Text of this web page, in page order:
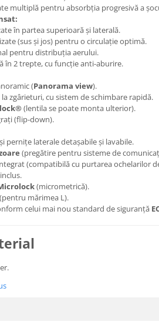
multiplă pentru absorbția progresivă a
în partea superioară și laterală.
(sus și jos) pentru o circulație optimă.
pentru distribuția aerului.
în 2 trepte, cu funcție anti-aburire.
(Panorama view).
zgârieturi, cu sistem de schimbare rapidă.
(lentila se poate monta ulterior).
(flip-down).
pernițe laterale detașabile și lavabile.
(pregătire pentru sisteme de
(compatibilă cu purtarea ochelarilor
(micrometrică).
mărimea L).
celui mai nou standard de siguranță